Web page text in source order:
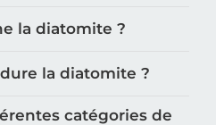
la diatomite ?
la diatomite ?
catégories de